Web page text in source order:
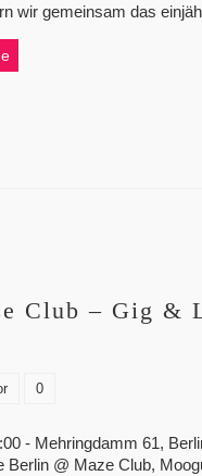
wir gemeinsam das
Club – Gig &
0
- Mehringdamm 61,
@ Maze Club,